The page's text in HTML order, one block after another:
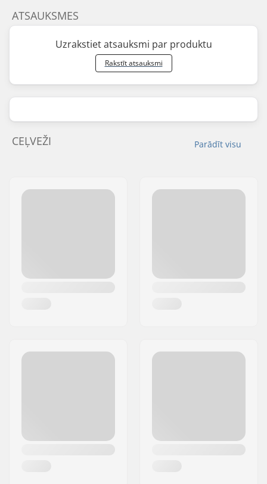
ATSAUKSMES
Uzrakstiet atsauksmi par produktu
Rakstīt atsauksmi
Parādīt visu
CEĻVEŽI